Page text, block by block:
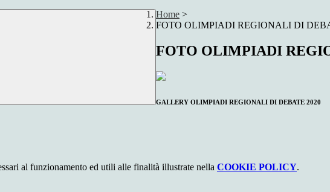
Home >
FOTO OLIMPIADI REGIONALI DI
FOTO OLIMPIADI
GALLERY OLIMPIADI REGIONALI DI DEBATE 2020
al funzionamento ed utili alle finalità illustrate nella COOKIE POLICY.